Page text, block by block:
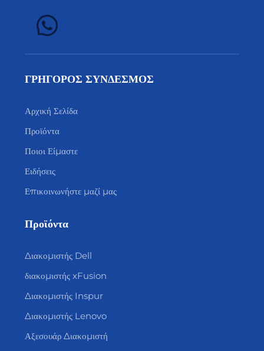
ΓΡΗΓΟΡΟΣ ΣΥΝΔΕΣΜΟΣ
Αρχική Σελίδα
Προϊόντα
Ποιοι Είμαστε
Ειδήσεις
Επικοινωνήστε μαζί μας
Προϊόντα
Διακομιστής Dell
διακομιστής xFusion
Διακομιστής Inspur
Διακομιστής Lenovo
Αξεσουάρ Διακομιστή